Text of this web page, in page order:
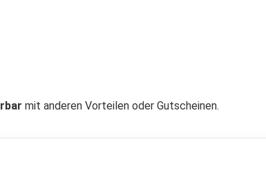
mit anderen Vorteilen oder Gutscheinen.